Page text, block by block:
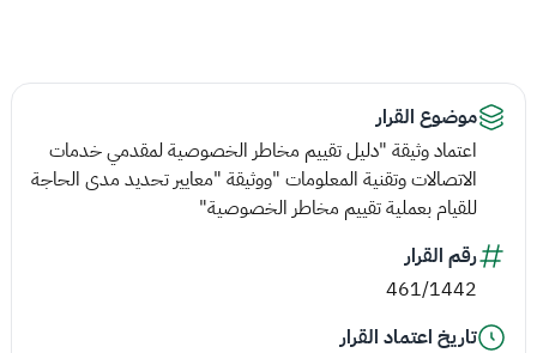
موضوع القرار
اعتماد وثيقة "دليل تقييم مخاطر الخصوصية لمقدمي خدمات
الاتصالات وتقنية المعلومات "ووثيقة "معايير تحديد مدى الحاجة
للقيام بعملية تقييم مخاطر الخصوصية"
رقم القرار
461/1442
تاريخ اعتماد القرار